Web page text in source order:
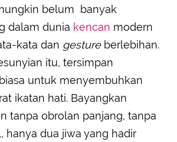
Gangguan: Hadir untuk Satu
Melalui Aktivitas Bersama
Pribadi dalam Momen yang
Apa Adanya yang Lebih
belum banyak
dalam dunia kencan modern
kata dan gestureberlebihan.
itu, tersimpan
untuk menyembuhkan
ikatan hati. Bayangkan
tanpa obrolan panjang, tanpa
hanya dua jiwa yang hadir